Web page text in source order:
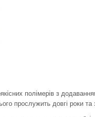
полімерів з
прослужить довгі роки та